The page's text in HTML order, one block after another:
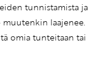
tunnistamista ja
muutenkin laajenee.
omia tunteitaan tai